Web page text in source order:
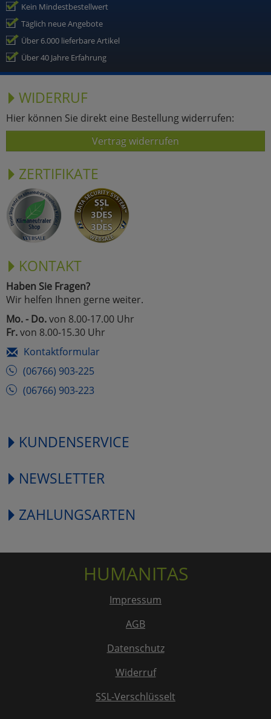
Kein Mindestbestellwert
Täglich neue Angebote
Über 6.000 lieferbare Artikel
Über 40 Jahre Erfahrung
WIDERRUF
Hier können Sie direkt eine Bestellung widerrufen:
Vertrag widerrufen
ZERTIFIKATE
KONTAKT
Haben Sie Fragen?
Wir helfen Ihnen gerne weiter.
Mo. - Do.von 8.00-17.00 Uhr
Fr.von 8.00-15.30 Uhr
Kontaktformular
(06766) 903-225
(06766) 903-223
KUNDENSERVICE
NEWSLETTER
ZAHLUNGSARTEN
HUMANITAS
Impressum
AGB
Datenschutz
Widerruf
SSL-Verschlüsselt